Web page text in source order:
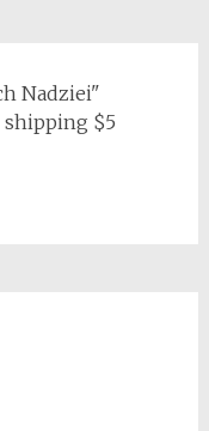
Nadziei"
shipping $5